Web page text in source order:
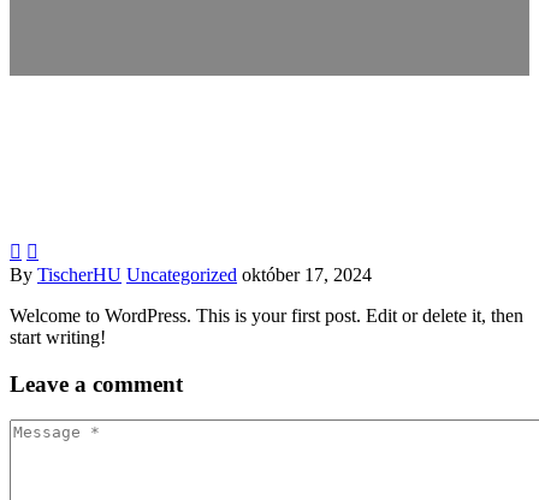
 
By TischerHU Uncategorized október 17, 2024
Welcome to WordPress. This is your first post. Edit or delete it, then
start writing!
Leave a comment